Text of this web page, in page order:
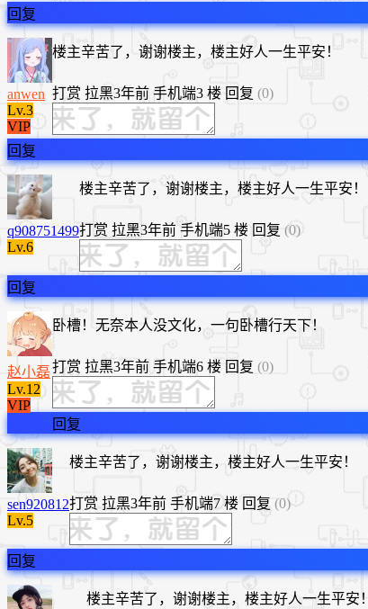
回复
anwen
Lv.3
VIP
楼主辛苦了，谢谢楼主，楼主好人一生平安！
打赏 拉黑3年前 手机端3 楼 回复 (0)
回复
q908751499
Lv.6
楼主辛苦了，谢谢楼主，楼主好人一生平安！
打赏 拉黑3年前 手机端5 楼 回复 (0)
回复
赵小磊
Lv.12
VIP
卧槽！无奈本人没文化，一句卧槽行天下！
打赏 拉黑3年前 手机端6 楼 回复 (0)
回复
sen920812
Lv.5
楼主辛苦了，谢谢楼主，楼主好人一生平安！
打赏 拉黑3年前 手机端7 楼 回复 (0)
回复
楼主辛苦了，谢谢楼主，楼主好人一生平安！